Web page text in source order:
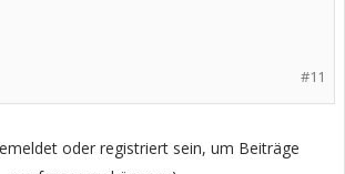
#11
oder registriert sein, um Beiträge